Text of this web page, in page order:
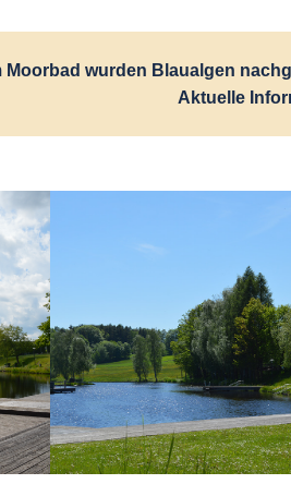
Moorbad wurden Blaualgen
Aktuelle